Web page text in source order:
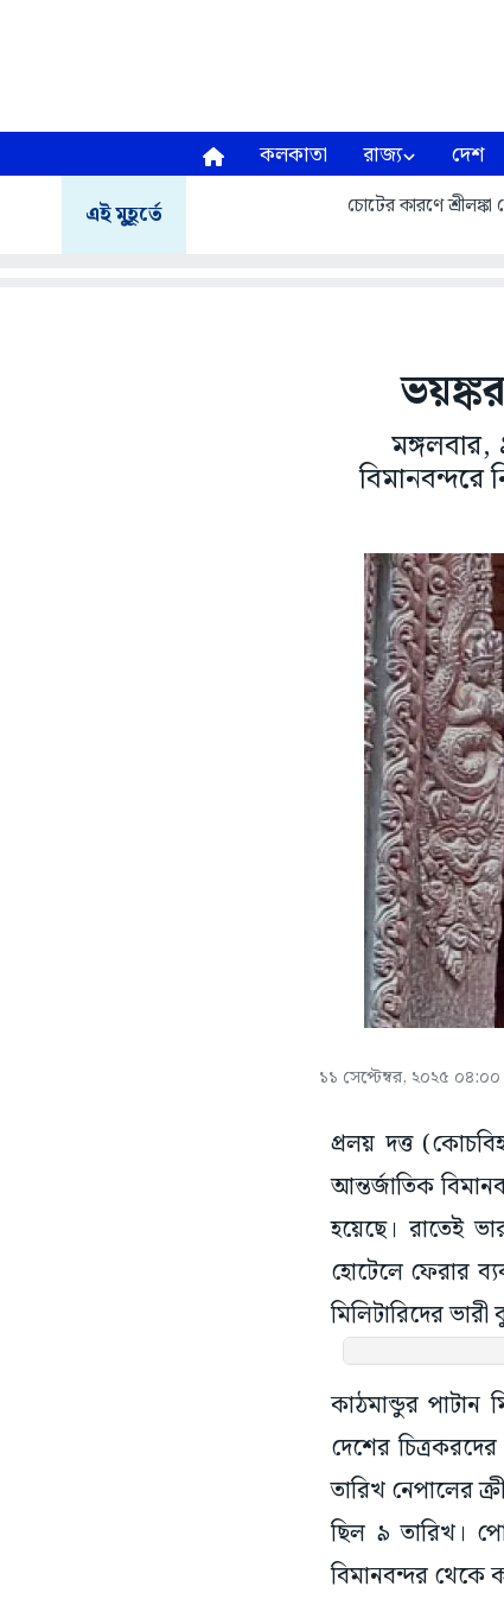
কলকাতা রাজ্য দেশ
এই মুহূর্তে চোটের কারণে
মঙ্গলবার,
বিমানবন্দরে
১১ সেপ্টেম্বর, ২০২৫ ০৪:০০
প্রলয় দত্ত
আন্তর্জাতিক
হয়েছে। রাতেই
হোটেলে ফেরার
মিলিটারিদের ভারী
কাঠমান্ডুর পাটান
দেশের
তারিখ নেপালের
ছিল ৯ তারিখ।
বিমানবন্দর থেকে